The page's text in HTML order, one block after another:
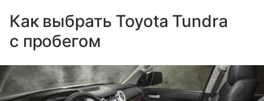
Как выбрать Toyota Tundra
с пробегом